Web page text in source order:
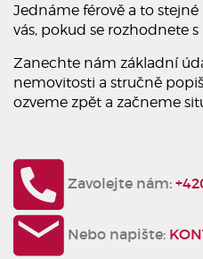
Jednáme férově a to
vás, pokud se rozhodnete
Zanechte nám základní
nemovitosti a stručně
ozveme zpět a začneme
Zavolejte nám:
Nebo napište: